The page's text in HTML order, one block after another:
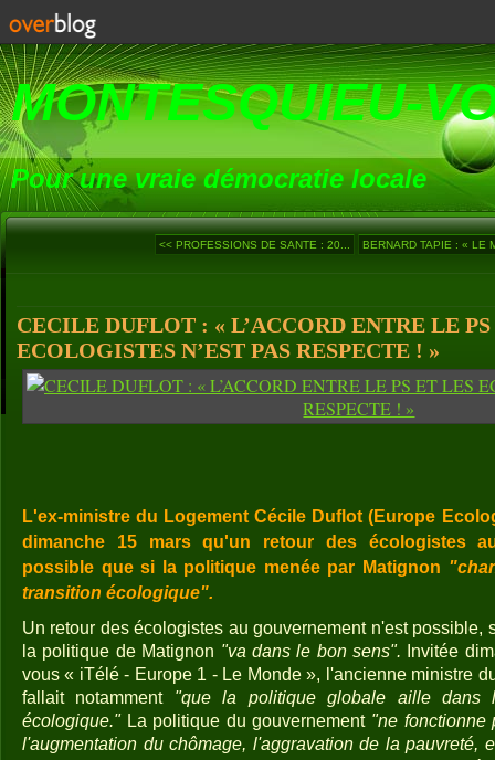
MONTESQUIEU-
Pour une vraie démocratie locale
<< PROFESSIONS DE SANTE : 20... BERNARD TAPIE : « LE
CECILE DUFLOT : « L’ACCORD ENTRE LE
ECOLOGISTES N’EST PAS RESPECTE ! »
L'ex-ministre du Logement Cécile Duflot (Europe
dimanche 15 mars qu'un retour des écologistes
possible que si la politique menée par Matignon
transition écologique".
Un retour des écologistes au gouvernement n'est possible,
la politique de Matignon "va dans le bon sens". Invitée
vous « iTélé - Europe 1 - Le Monde », l'ancienne ministre
fallait notamment "que la politique globale aille dans
écologique."La politique du gouvernement "ne fonctionne
l'augmentation du chômage, l'aggravation de la pauvreté,